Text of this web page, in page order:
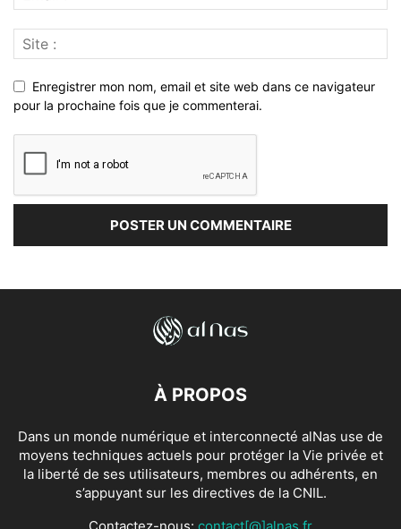
Enregistrer mon nom, email et site web dans ce navigateur
pour la prochaine fois que je commenterai.
À PROPOS
Dans un monde numérique et interconnecté alNas use de
moyens techniques actuels pour protéger la Vie privée et
la liberté de ses utilisateurs, membres ou adhérents, en
s’appuyant sur les directives de la CNIL.